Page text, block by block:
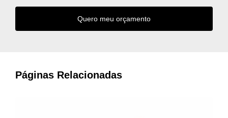
Quero meu orçamento
Páginas Relacionadas